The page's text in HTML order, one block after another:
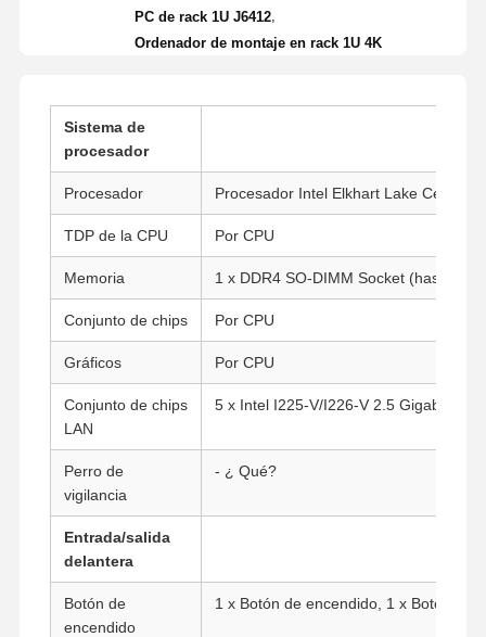
PC de rack 1U J6412
Ordenador de montaje en rack 1U 4K
Sistema de
procesador
Procesador Procesador Intel Elkhart Lake Celeron
TDP de la CPU Por CPU
Memoria 1 x DDR4 SO-DIMM Socket (hasta
Conjunto de chips Por CPU
Gráficos Por CPU
Conjunto de chips
LAN
5 x Intel I225-V/I226-V 2.5 Gigabit LAN
Perro de
vigilancia
- ¿ Qué?
Entrada/salida
delantera
Botón de
encendido
1 x Botón de encendido, 1 x Botón de